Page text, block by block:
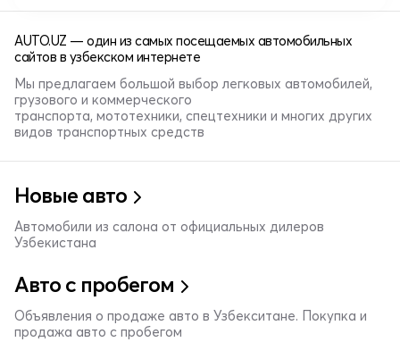
AUTO.UZ — один из самых посещаемых автомобильных
сайтов в узбекском интернете
Мы предлагаем большой выбор легковых автомобилей,
грузового и коммерческого
транспорта, мототехники, спецтехники и многих других
видов транспортных средств
Новые авто
Автомобили из салона от официальных дилеров
Узбекистана
Авто с пробегом
Объявления о продаже авто в Узбекситане. Покупка и
продажа авто с пробегом